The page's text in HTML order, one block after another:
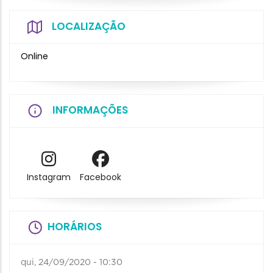
LOCALIZAÇÃO
Online
INFORMAÇÕES
Instagram Facebook
HORÁRIOS
qui, 24/09/2020 - 10:30